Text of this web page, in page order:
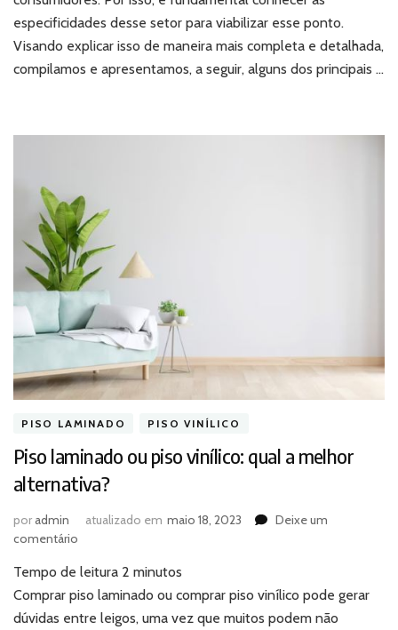
SP:
o
que
considerar?
especificidades desse setor para viabilizar esse ponto.
Visando explicar isso de maneira mais completa e detalhada,
compilamos e apresentamos, a seguir, alguns dos principais …
PISO LAMINADO PISO VINÍLICO
Piso laminado ou piso vinílico: qual a melhor
alternativa?
poradmin atualizado em maio 18, 2023
Deixe um
comentário
laminado
ou
piso
Tempo de leitura 2 minutos
Comprar piso laminado ou comprar piso vinílico pode gerar
dúvidas entre leigos, uma vez que muitos podem não